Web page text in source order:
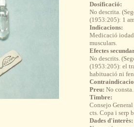
Dosificació:
No descrita.
(1953:205): 1
Indicacions:
Medicació
musculars.
Efectes
No descrits.
(1953:205): el
habituació ni
Preu: No consta.
Timbre:
Consejo
cts. Copa i serp
Dades d'interès: